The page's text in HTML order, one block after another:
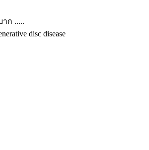
ก .....
disc disease